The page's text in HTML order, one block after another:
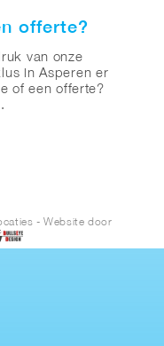
offerte?
van onze
in Asperen er
of een offerte?
- Website door